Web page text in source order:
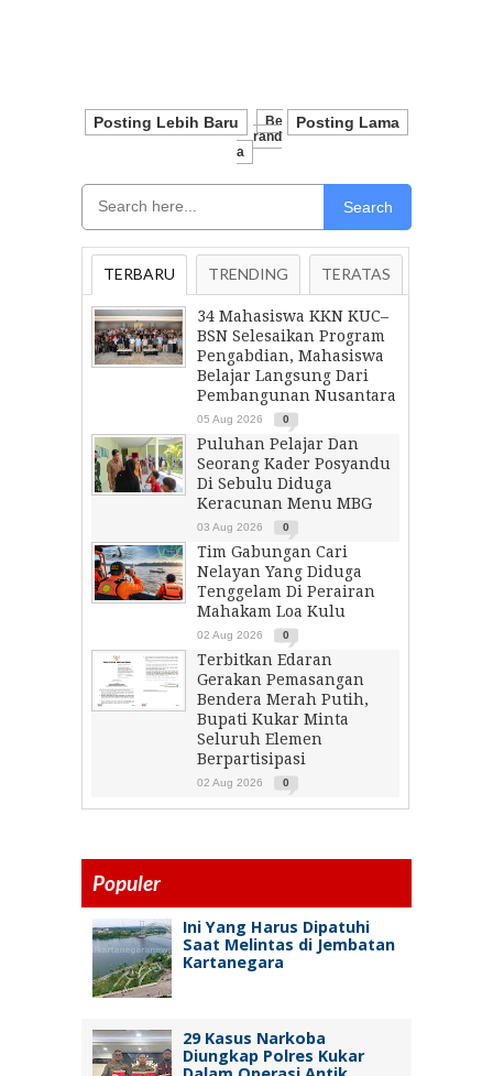
Posting Lebih Baru Posting Lama
Be
Rand
A
Search
TERBARU TRENDING TERATAS
34 Mahasiswa KKN KUC–
BSN Selesaikan Program
Pengabdian, Mahasiswa
Belajar Langsung Dari
Pembangunan Nusantara
05 Aug 2026 0
Puluhan Pelajar Dan
Seorang Kader Posyandu
Di Sebulu Diduga
Keracunan Menu MBG
03 Aug 2026 0
Tim Gabungan Cari
Nelayan Yang Diduga
Tenggelam Di Perairan
Mahakam Loa Kulu
02 Aug 2026 0
Terbitkan Edaran
Gerakan Pemasangan
Bendera Merah Putih,
Bupati Kukar Minta
Seluruh Elemen
Berpartisipasi
02 Aug 2026 0
Populer
Ini Yang Harus Dipatuhi
Saat Melintas di Jembatan
Kartanegara
29 Kasus Narkoba
Diungkap Polres Kukar